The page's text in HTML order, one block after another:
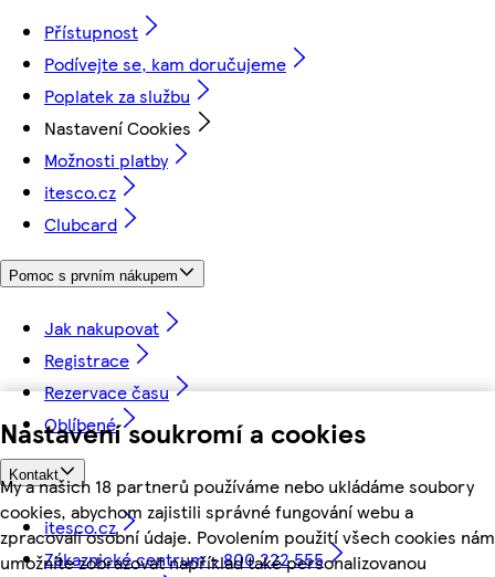
Nastavení soukromí a cookies
My a našich 18 partnerů používáme nebo ukládáme soubory
cookies, abychom zajistili správné fungování webu a
zpracovali osobní údaje. Povolením použití všech cookies nám
umožníte zobrazovat například také personalizovanou
Přístupnost
Podívejte se, kam doručujeme
Poplatek za službu
Nastavení Cookies
Možnosti platby
itesco.cz
Clubcard
Pomoc s prvním nákupem
Jak nakupovat
Registrace
Rezervace času
Oblíbené
Kontakt
itesco.cz
Zákaznické centrum - 800 222 555